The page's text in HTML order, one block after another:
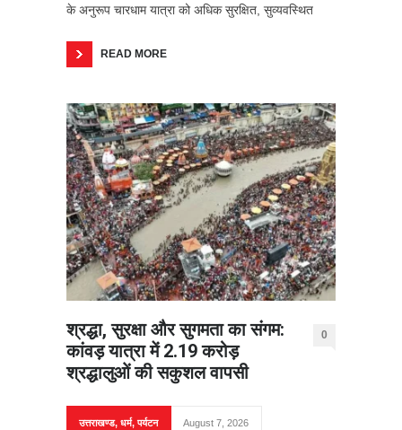
के अनुरूप चारधाम यात्रा को अधिक सुरक्षित, सुव्यवस्थित
READ MORE
श्रद्धा, सुरक्षा और सुगमता का संगम:
कांवड़ यात्रा में 2.19 करोड़
श्रद्धालुओं की सकुशल वापसी
0
उत्तराखण्ड, धर्म,पर्यटन August 7, 2026